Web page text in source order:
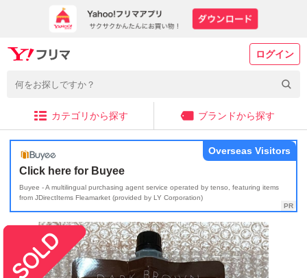
ログイン
カテゴリから探す ブランドから探す
Click here for Buyee
Buyee - A multilingual purchasing agent service operated by tenso, featuring items
from JDirectItems Fleamarket (provided by LY Corporation)
Overseas Visitors